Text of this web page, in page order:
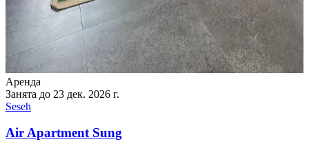
Аренда
Занята до 23 дек. 2026 г.
Seseh
Air Apartment Sung